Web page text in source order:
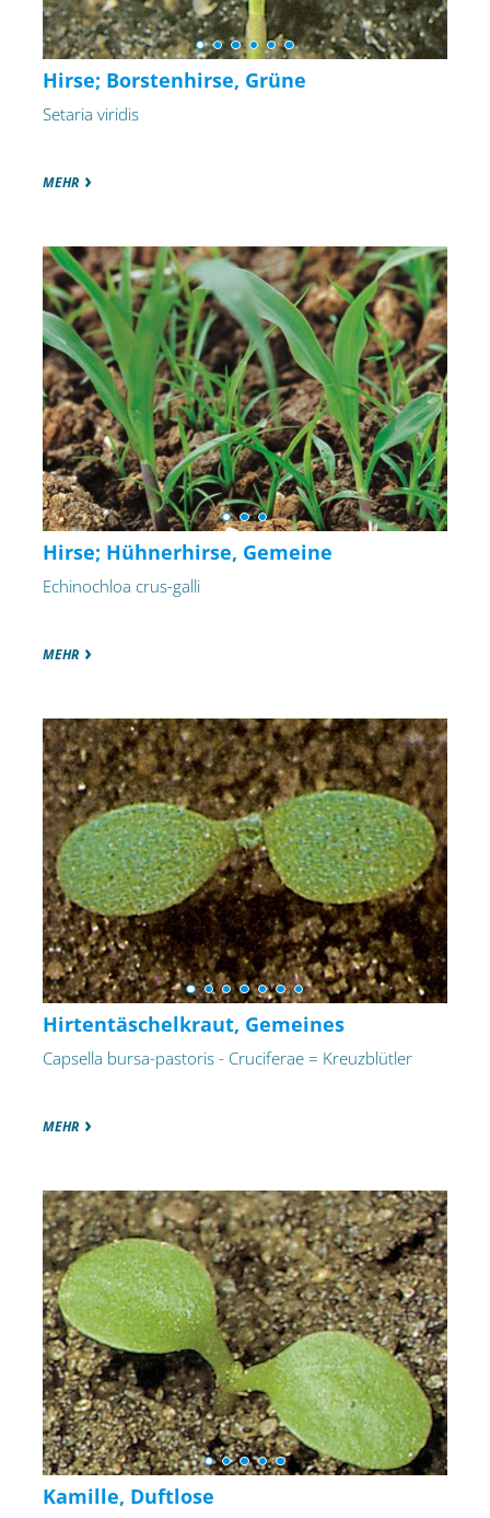
Hirse; Borstenhirse, Grüne
Setaria viridis
MEHR
Hirse; Hühnerhirse, Gemeine
Echinochloa crus-galli
MEHR
Hirtentäschelkraut, Gemeines
Capsella bursa-pastoris - Cruciferae = Kreuzblütler
MEHR
Kamille, Duftlose